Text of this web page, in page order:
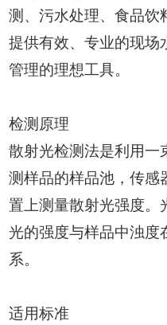
测、污水处理、食品饮
提供有效、专业的现
管理的理想工具。
检测原理
散射光检测法是利用
测样品的样品池，传感
置上测量散射光强度
光的强度与样品中浊度
系。
适用标准